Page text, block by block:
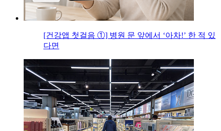
[건강앱 첫걸음 ①] 병원 문 앞에서 ‘아차!’ 한 적 있
다면